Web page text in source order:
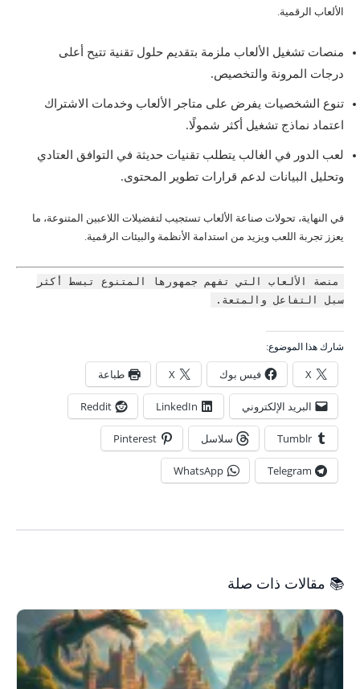
الألعاب الرقمية.
منصات تشغيل الألعاب ملزمة بتقديم حلول تقنية تتيح أعلى
درجات المرونة والتخصيص.
تنوع الشخصيات يفرض على متاجر الألعاب وخدمات الاشتراك
اعتماد نماذج تشغيل أكثر شمولًا.
لعب الدور في الغالب يتطلب تقنيات حديثة في التوافق العتادي
وتحليل البيانات لدعم قرارات تطوير المحتوى.
في النهاية، تحولات صناعة الألعاب تستجيب لتفضيلات اللاعبين المتنوعة، ما
يعزز تجربة اللعب ويزيد من استدامة الأنظمة والبيئات الرقمية.
منصة الألعاب التي تفهم جمهورها المتنوع تبسط أكثر
سبل التفاعل والمتعة.
شارك هذا الموضوع:
X فيس بوك X طباعة
البريد الإلكتروني LinkedIn
Reddit
Tumblr سلاسل Pinterest
Telegram
WhatsApp
📚 مقالات ذات صلة